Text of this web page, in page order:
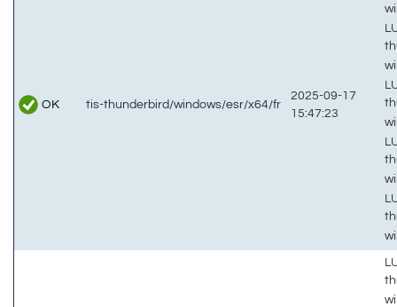
OK tis-thunderbird/windows/esr/x64/fr
2025-09-17
15:47:23